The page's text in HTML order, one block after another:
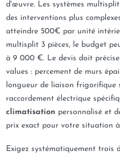
d'œuvre. Les systèmes
des interventions plus
atteindre 500€ par unité
multisplit 3 pièces, le budget
à 9 000 €. Le devis doit
values : percement de murs
longueur de liaison frigorifique
raccordement électrique
climatisation personnalisé et
prix exact pour votre situation
Exigez systématiquement trois